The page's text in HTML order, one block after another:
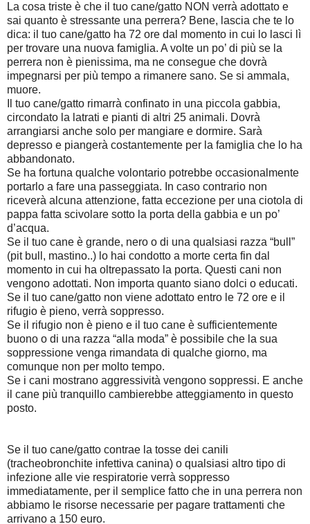
La cosa triste è che il tuo cane/gatto NON verrà adottato e
sai quanto è stressante una perrera? Bene, lascia che te lo
dica: il tuo cane/gatto ha 72 ore dal momento in cui lo lasci lì
per trovare una nuova famiglia. A volte un po’ di più se la
perrera non è pienissima, ma ne consegue che dovrà
impegnarsi per più tempo a rimanere sano. Se si ammala,
muore.
Il tuo cane/gatto rimarrà confinato in una piccola gabbia,
circondato la latrati e pianti di altri 25 animali. Dovrà
arrangiarsi anche solo per mangiare e dormire. Sarà
depresso e piangerà costantemente per la famiglia che lo ha
abbandonato.
Se ha fortuna qualche volontario potrebbe occasionalmente
portarlo a fare una passeggiata. In caso contrario non
riceverà alcuna attenzione, fatta eccezione per una ciotola di
pappa fatta scivolare sotto la porta della gabbia e un po’
d’acqua.
Se il tuo cane è grande, nero o di una qualsiasi razza “bull”
(pit bull, mastino..) lo hai condotto a morte certa fin dal
momento in cui ha oltrepassato la porta. Questi cani non
vengono adottati. Non importa quanto siano dolci o educati.
Se il tuo cane/gatto non viene adottato entro le 72 ore e il
rifugio è pieno, verrà soppresso.
Se il rifugio non è pieno e il tuo cane è sufficientemente
buono o di una razza “alla moda” è possibile che la sua
soppressione venga rimandata di qualche giorno, ma
comunque non per molto tempo.
Se i cani mostrano aggressività vengono soppressi. E anche
il cane più tranquillo cambierebbe atteggiamento in questo
posto.
Se il tuo cane/gatto contrae la tosse dei canili
(tracheobronchite infettiva canina) o qualsiasi altro tipo di
infezione alle vie respiratorie verrà soppresso
immediatamente, per il semplice fatto che in una perrera non
abbiamo le risorse necessarie per pagare trattamenti che
arrivano a 150 euro.